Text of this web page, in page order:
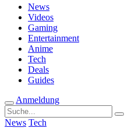
News
Videos
Gaming
Entertainment
Anime
Tech
Deals
Guides
Anmeldung
Suche
nach:
News Tech